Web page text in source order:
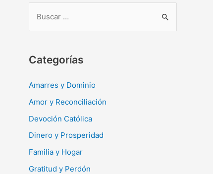
c
r
Categorías
Amarres y Dominio
Amor y Reconciliación
Devoción Católica
Dinero y Prosperidad
Familia y Hogar
Gratitud y Perdón